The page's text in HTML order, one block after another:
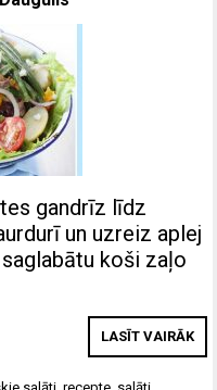
gandrīz līdz
un uzreiz aplej
koši zaļo
LASĪT VAIRĀK